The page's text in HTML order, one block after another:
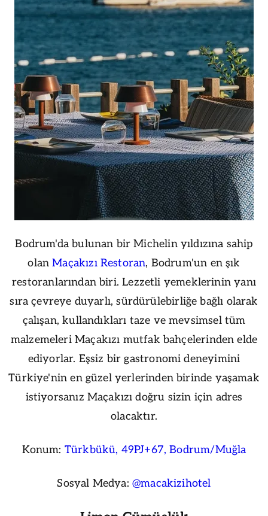
Bodrum'da bulunan bir Michelin yıldızına sahip
olanMaçakızı Restoran, Bodrum'un en şık
restoranlarından biri. Lezzetli yemeklerinin yanı
sıra çevreye duyarlı, sürdürülebirliğe bağlı olarak
çalışan, kullandıkları taze ve mevsimsel tüm
malzemeleri Maçakızı mutfak bahçelerinden elde
ediyorlar. Eşsiz bir gastronomi deneyimini
Türkiye'nin en güzel yerlerinden birinde yaşamak
istiyorsanız Maçakızı doğru sizin için adres
olacaktır.
Konum: Türkbükü, 49PJ+67, Bodrum/Muğla
Sosyal Medya: @macakizihotel